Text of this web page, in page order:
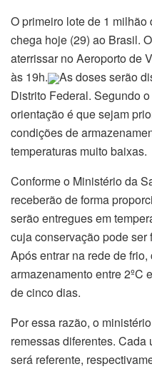
O primeiro lote de 1
chega hoje (29) ao Brasil.
aterrissar no Aeroporto de
às 19h.
As doses serão
Distrito Federal. Segundo
orientação é que sejam
condições de
temperaturas muito baixas.
Conforme o Ministério da
receberão de forma
serão entregues em
cuja conservação pode
Após entrar na rede de
armazenamento entre 2ºC
de cinco dias.
Por essa razão, o
remessas diferentes.
será referente,